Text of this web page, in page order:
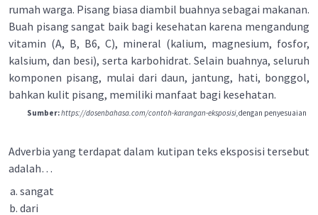
rumah warga. Pisang biasa diambil buahnya sebagai makanan.
Buah pisang sangat baik bagi kesehatan karena mengandung
vitamin (A, B, B6, C), mineral (kalium, magnesium, fosfor,
kalsium, dan besi), serta karbohidrat. Selain buahnya, seluruh
komponen pisang, mulai dari daun, jantung, hati, bonggol,
bahkan kulit pisang, memiliki manfaat bagi kesehatan.
Sumber:https://dosenbahasa.com/contoh-karangan-eksposisi,dengan penyesuaian
Adverbia yang terdapat dalam kutipan teks eksposisi tersebut
adalah…
sangat
dari